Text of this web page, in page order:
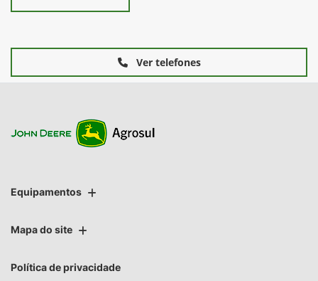
Ver telefones
Equipamentos
Mapa do site
Política de privacidade